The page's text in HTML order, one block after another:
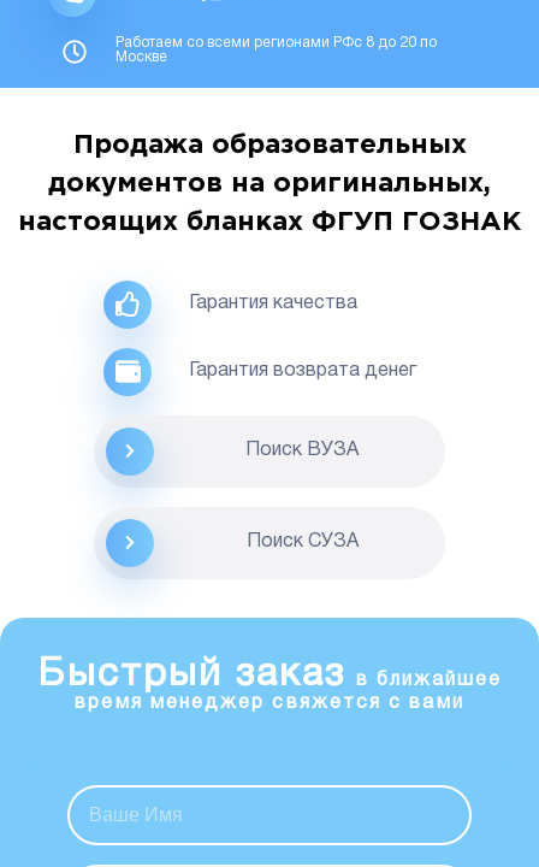
Работаем со всеми регионами РФс 8 до 20 по
Москве
Продажа образовательных
документов на оригинальных,
настоящих бланках ФГУП ГОЗНАК
Гарантия качества
Гарантия возврата денег
Поиск ВУЗА
Поиск CУЗА
Быстрый заказ
в ближайшее
время менеджер свяжется с вами